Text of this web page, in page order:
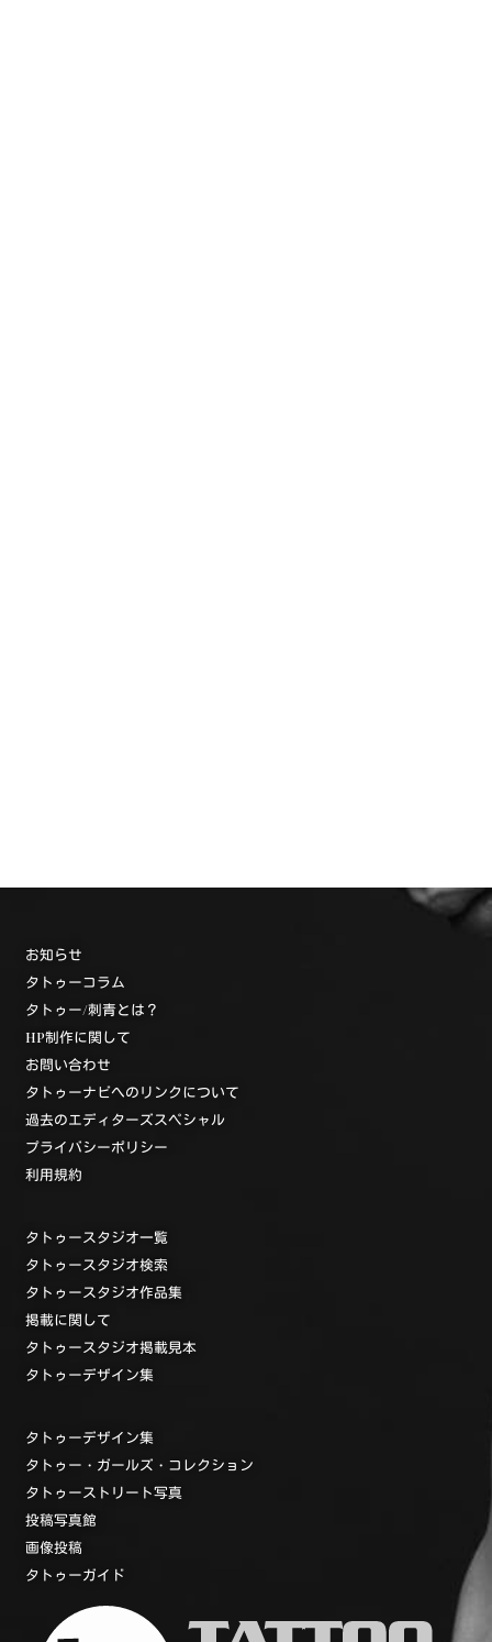
お知らせ
タトゥーコラム
タトゥー/刺青とは？
HP制作に関して
お問い合わせ
タトゥーナビへのリンクについて
過去のエディターズスペシャル
プライバシーポリシー
利用規約
タトゥースタジオ一覧
タトゥースタジオ検索
タトゥースタジオ作品集
掲載に関して
タトゥースタジオ掲載見本
タトゥーデザイン集
タトゥーデザイン集
タトゥー・ガールズ・コレクション
タトゥーストリート写真
投稿写真館
画像投稿
タトゥーガイド